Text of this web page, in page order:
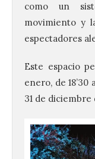
como un
movimiento y
espectadores
Este espacio
enero, de 18’30
31 de diciembre